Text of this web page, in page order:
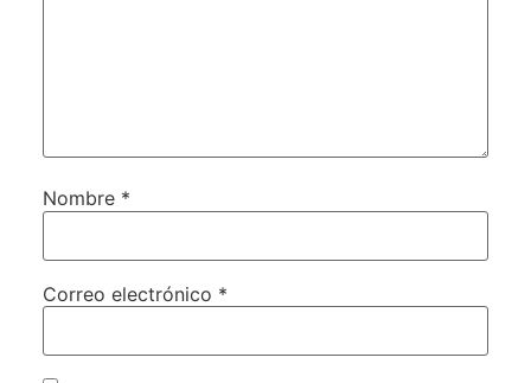
Nombre *
Correo electrónico *